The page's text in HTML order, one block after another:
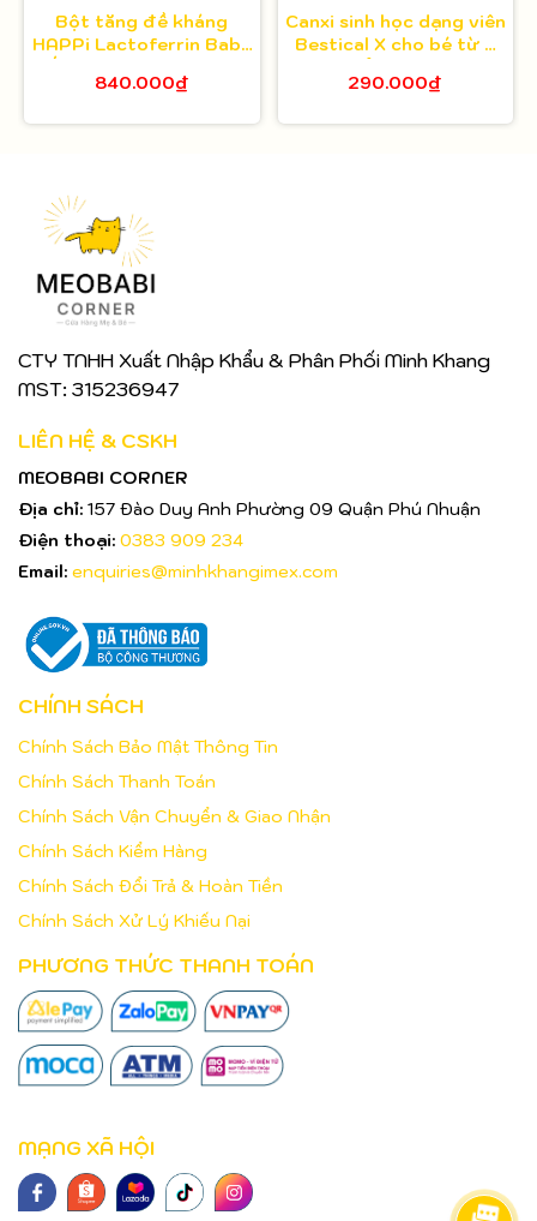
Bột tăng đề kháng
HAPPi Lactoferrin Baby
tuổi
840.000₫
Canxi sinh học dạng viên
Bestical X cho bé từ 8
290.000₫
CTY TNHH Xuất Nhập Khẩu & Phân Phối Minh Khang
MST: 315236947
LIÊN HỆ & CSKH
MEOBABI CORNER
Địa chỉ: 157 Đào Duy Anh Phường 09 Quận Phú Nhuận
Điện thoại: 0383 909 234
Email: enquiries@minhkhangimex.com
CHÍNH SÁCH
Chính Sách Bảo Mật Thông Tin
Chính Sách Thanh Toán
Chính Sách Vận Chuyển & Giao Nhận
Chính Sách Kiểm Hàng
Chính Sách Đổi Trả & Hoàn Tiền
Chính Sách Xử Lý Khiếu Nại
PHƯƠNG THỨC THANH TOÁN
MẠNG XÃ HỘI